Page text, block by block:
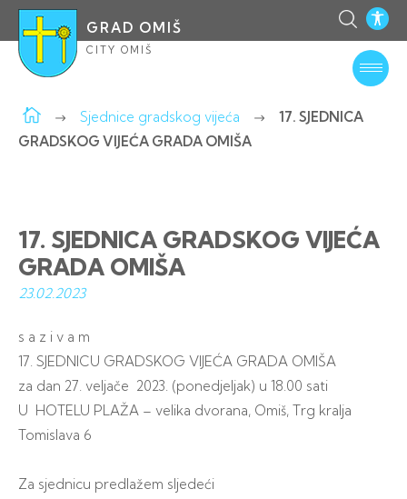
GRAD OMIŠ
CITY OMIŠ
Sjednice gradskog vijeća
17. SJEDNICA
GRADSKOG VIJEĆA GRADA OMIŠA
17. SJEDNICA GRADSKOG VIJEĆA
GRADA OMIŠA
23.02.2023
s a z i v a m
17. SJEDNICU GRADSKOG VIJEĆA GRADA OMIŠA
za dan 27. veljače 2023. (ponedjeljak) u 18.00 sati
U HOTELU PLAŽA – velika dvorana, Omiš, Trg kralja
Tomislava 6
Za sjednicu predlažem sljedeći